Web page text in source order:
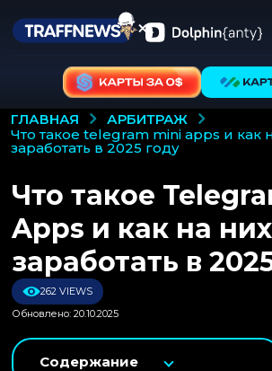
ГЛАВНАЯ
АРБИТРАЖ
что такое telegram mini apps и как на них
заработать в 2025 году
Что такое
Apps и как на них
заработать в
262 VIEWS
Обновлено: 20.10.2025
Содержание